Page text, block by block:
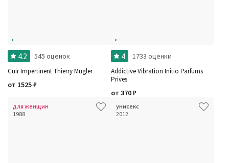
4.2 545 оценок
Cuir Impertinent Thierry Mugler
от 1525₽
4 1733 оценки
Addictive Vibration Initio Parfums
Prives
от 370₽
для женщин
1988
унисекс
2012